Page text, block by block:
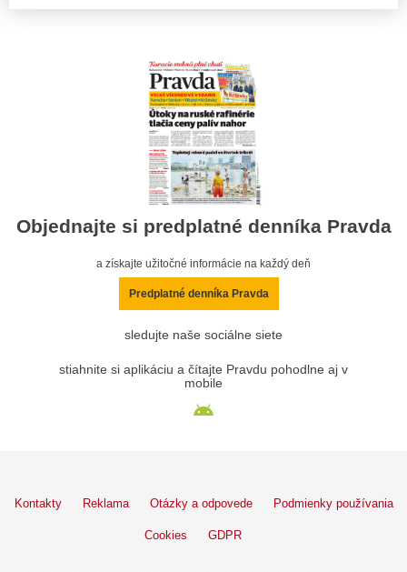
Objednajte si predplatné denníka Pravda
a získajte užitočné informácie na každý deň
Predplatné denníka Pravda
sledujte naše sociálne siete
stiahnite si aplikáciu a čítajte Pravdu pohodlne aj v
mobile
Kontakty Reklama Otázky a odpovede Podmienky používania
Cookies GDPR